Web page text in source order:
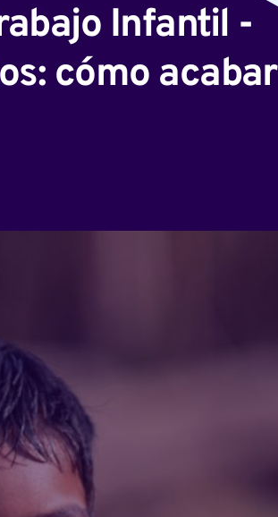
Infantil -
cómo acabar